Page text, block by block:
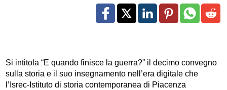
Si intitola “E quando finisce la guerra?” il decimo convegno
sulla storia e il suo insegnamento nell’era digitale che
l’Isrec-Istituto di storia contemporanea di Piacenza